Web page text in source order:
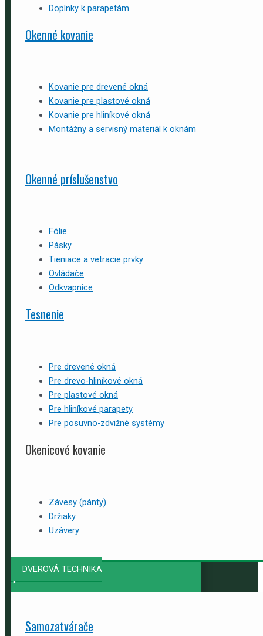
Doplnky k parapetám
Okenné kovanie
Kovanie pre drevené okná
Kovanie pre plastové okná
Kovanie pre hliníkové okná
Montážny a servisný materiál k oknám
Okenné príslušenstvo
Fólie
Pásky
Tieniace a vetracie prvky
Ovládače
Odkvapnice
Tesnenie
Pre drevené okná
Pre drevo-hliníkové okná
Pre plastové okná
Pre hliníkové parapety
Pre posuvno-zdvižné systémy
Okenicové kovanie
Závesy (pánty)
Držiaky
Uzávery
DVEROVÁ TECHNIKA
Samozatvárače